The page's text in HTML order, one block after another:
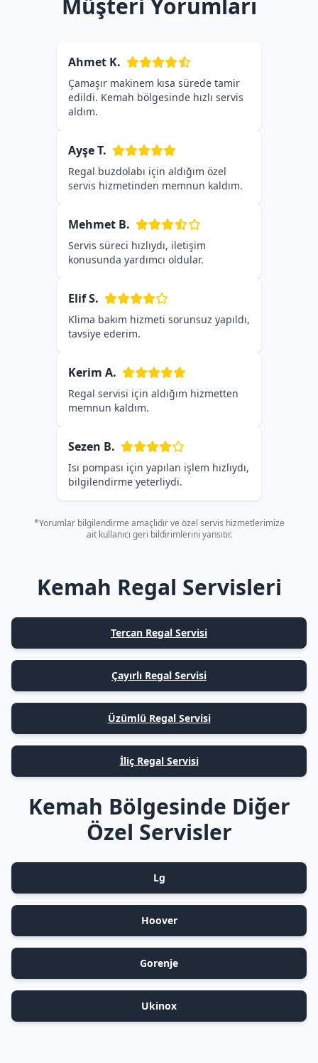
Müşteri Yorumları
Ahmet K.
Çamaşır makinem kısa sürede tamir
edildi. Kemah bölgesinde hızlı servis
aldım.
Ayşe T.
Regal buzdolabı için aldığım özel
servis hizmetinden memnun kaldım.
Mehmet B.
Servis süreci hızlıydı, iletişim
konusunda yardımcı oldular.
Elif S.
Klima bakım hizmeti sorunsuz yapıldı,
tavsiye ederim.
Kerim A.
Regal servisi için aldığım hizmetten
memnun kaldım.
Sezen B.
Isı pompası için yapılan işlem hızlıydı,
bilgilendirme yeterliydi.
*Yorumlar bilgilendirme amaçlıdır ve özel servis hizmetlerimize
ait kullanıcı geri bildirimlerini yansıtır.
Kemah Regal Servisleri
Tercan Regal Servisi
Çayırlı Regal Servisi
Üzümlü Regal Servisi
İliç Regal Servisi
Kemah Bölgesinde Diğer
Özel Servisler
Lg
Hoover
Gorenje
Ukinox